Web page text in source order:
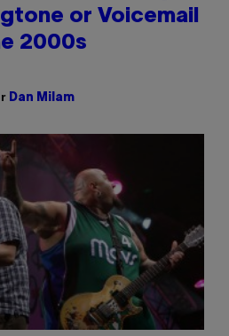
or Voicemail
2000s
Dan Milam